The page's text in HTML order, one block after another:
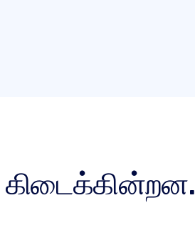
கிடைக்கின்றன.